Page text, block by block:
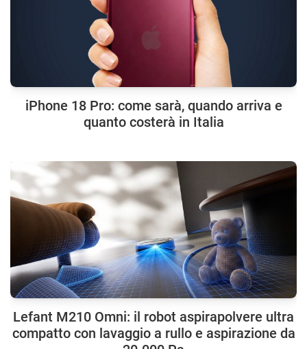
iPhone 18 Pro: come sarà, quando arriva e
quanto costerà in Italia
Lefant M210 Omni: il robot aspirapolvere ultra
compatto con lavaggio a rullo e aspirazione da